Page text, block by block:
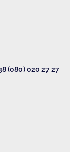
(080) 020 27 27